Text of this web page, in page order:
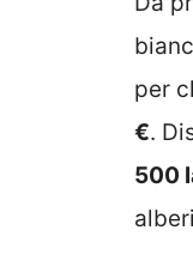
per
€.
500